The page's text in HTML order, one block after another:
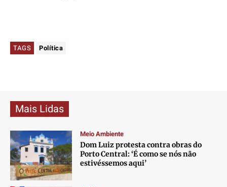
TAGS Política
Mais Lidas
Meio Ambiente
Dom Luiz protesta contra obras do
Porto Central: ‘É como se nós não
estivéssemos aqui’